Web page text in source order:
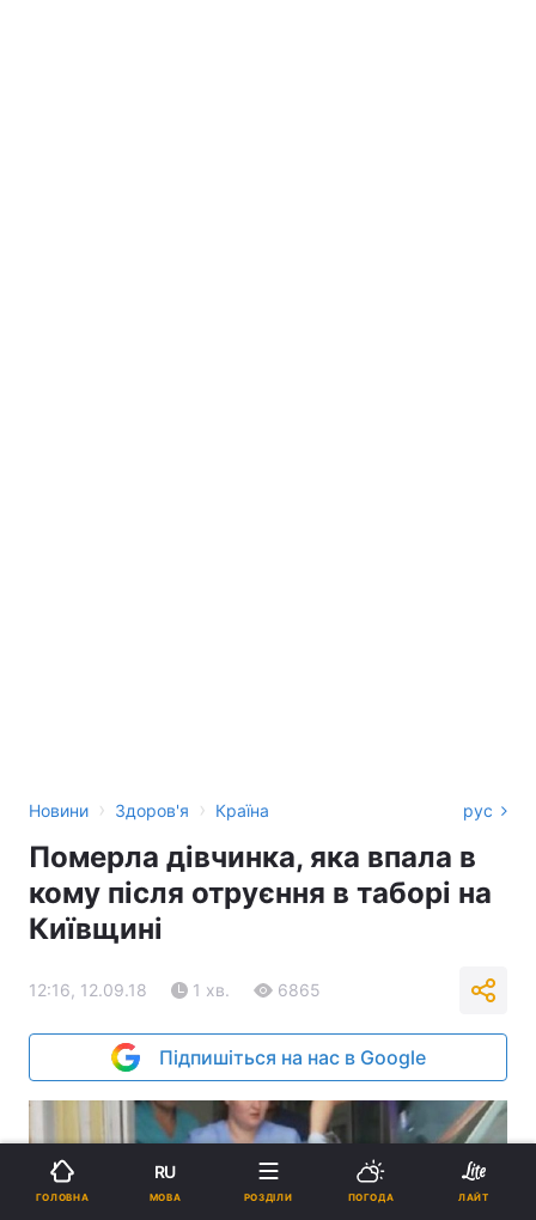
Новини › Здоров'я › Країна рус
Померла дівчинка, яка впала в
кому після отруєння в таборі на
Київщині
12:16, 12.09.18 1 хв. 6865
Підпишіться на нас в Google
ГОЛОВНА
RU
МОВА РОЗДІЛИ ПОГОДА ЛАЙТ